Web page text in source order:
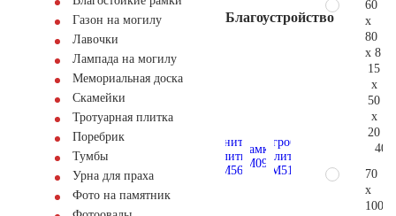
Газон на могилу
Лавочки
Лампада на могилу
Мемориальная доска
Скамейки
Тротуарная плитка
Поребрик
Тумбы
Урна для праха
Фото на памятник
Благоустройство
60
x
80
x 8
15
x
50
x
20
70
x
100